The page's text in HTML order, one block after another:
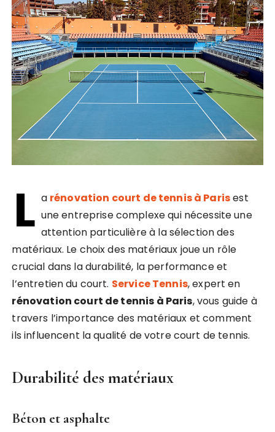
L a rénovation court de tennis à Parisest
une entreprise complexe qui nécessite une
attention particulière à la sélection des
matériaux. Le choix des matériaux joue un rôle
crucial dans la durabilité, la performance et
l’entretien du court. Service Tennis, expert en
rénovation court de tennis à Paris, vous guide à
travers l’importance des matériaux et comment
ils influencent la qualité de votre court de tennis.
Durabilité des matériaux
Béton et asphalte